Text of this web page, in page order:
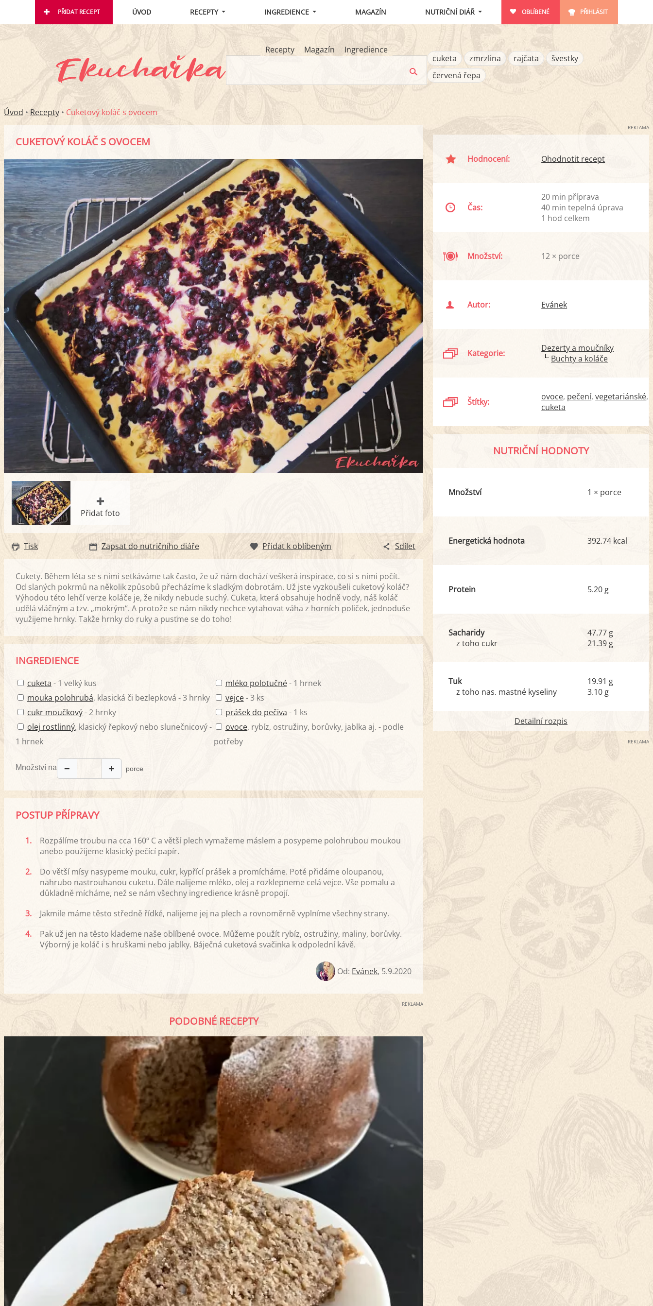
PŘIDAT RECEPT ÚVOD RECEPTY INGREDIENCE MAGAZÍN NUTRIČNÍ DIÁŘ OBLÍBENÉ PŘIHLÁSIT
Recepty Magazín
Ingredience
cuketa
zmrzlina rajčata
švestky
červená řepa
Úvod • Recepty • Cuketový koláč s ovocem
CUKETOVÝ KOLÁČ S OVOCEM
Přidat foto
Tisk Zapsat do nutričního diáře Přidat k oblíbeným Sdílet
Cukety. Během léta se s nimi setkáváme tak často, že už nám dochází veškerá inspirace, co si s nimi počít.
Od slaných pokrmů na několik způsobů přecházíme k sladkým dobrotám. Už jste vyzkoušeli cuketový koláč?
Výhodou této lehčí verze koláče je, že nikdy nebude suchý. Cuketa, která obsahuje hodně vody, náš koláč
udělá vláčným a tzv. „mokrým“. A protože se nám nikdy nechce vytahovat váha z horních poliček, jednoduše
využijeme hrnky. Takže hrnky do ruky a pusťme se do toho!
INGREDIENCE
cuketa - 1 velký kus
mouka polohrubá, klasická či bezlepková - 3 hrnky
cukr moučkový- 2 hrnky
olej rostlinný, klasický řepkový nebo slunečnicový -
1 hrnek
mléko polotučné- 1 hrnek
vejce- 3 ks
prášek do pečiva - 1 ks
ovoce, rybíz, ostružiny, borůvky, jablka aj. - podle
potřeby
Množství na − + porce
POSTUP PŘÍPRAVY
1.
Rozpálíme troubu na cca 160º C a větší plech vymažeme máslem a posypeme polohrubou moukou
anebo použijeme klasický pečící papír.
2.
Do větší mísy nasypeme mouku, cukr, kypřící prášek a promícháme. Poté přidáme oloupanou,
nahrubo nastrouhanou cuketu. Dále nalijeme mléko, olej a rozklepneme celá vejce. Vše pomalu a
důkladně mícháme, než se nám všechny ingredience krásně propojí.
3.
Jakmile máme těsto středně řídké, nalijeme jej na plech a rovnoměrně vyplníme všechny strany.
4.
Pak už jen na těsto klademe naše oblíbené ovoce. Můžeme použít rybíz, ostružiny, maliny, borůvky.
Výborný je koláč i s hruškami nebo jablky. Báječná cuketová svačinka k odpolední kávě.
Od: Evánek, 5.9.2020
REKLAMA
PODOBNÉ RECEPTY
REKLAMA
Hodnocení: Ohodnotit recept
Čas:
20 min příprava
40 min tepelná úprava
1 hod celkem
Množství: 12 × porce
Autor: Evánek
Kategorie:
Dezerty a moučníky
Buchty a koláče
Štítky: ovoce pečení vegetariánské
cuketa
NUTRIČNÍ HODNOTY
Množství 1 × porce
Energetická hodnota 392.74 kcal
Protein 5.20 g
Sacharidy
z toho cukr
47.77 g
21.39 g
Tuk
z toho nas. mastné kyseliny
19.91 g
3.10 g
Detailní rozpis
REKLAMA